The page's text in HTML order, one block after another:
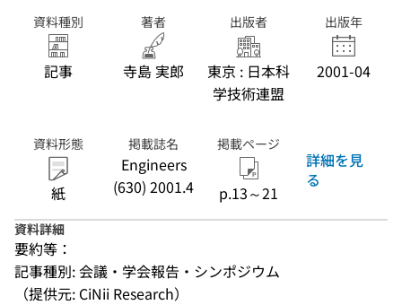
資料種別
記事
著者
寺島 実郎
出版者
東京 : 日本科
学技術連盟
出版年
2001-04
資料形態
紙
掲載誌名
Engineers
(630) 2001.4
掲載ページ
p.13～21
詳細を見
る
資料詳細
要約等：
記事種別: 会議・学会報告・シンポジウム
（提供元: CiNii Research）